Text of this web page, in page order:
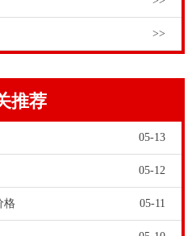
在市场上有很多的运动木地
作坊，会用人工材料来冒充
>>
推荐
05-13
05-12
格 05-11